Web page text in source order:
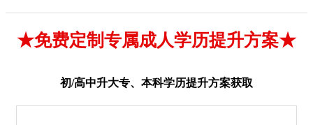
★免费定制专属成人学历提升方案★
初/高中升大专、本科学历提升方案获取